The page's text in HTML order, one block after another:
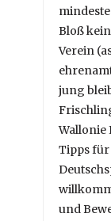
Bloß
Verein
jung
Wallonie
Tipps für
und